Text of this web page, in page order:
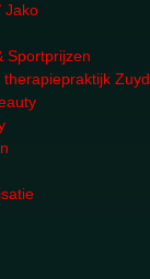
Jako
Sportprijzen
Zuyd